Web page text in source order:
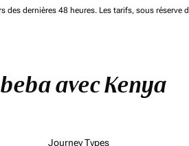
dernières 48 heures. Les tarifs, sous réserve
avec Kenya
Journey Types